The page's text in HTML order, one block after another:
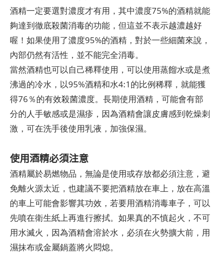
酒精一定要選對濃度才有用，其中濃度75%的酒精就能
夠達到徹底殺菌消毒的功能，但這並不表示越濃越好
喔！如果使用了濃度95%的酒精，對於一些細菌來說，
內部仍然有活性，並不能完全消毒。
當然酒精也可以自己稀釋使用，可以使用蒸餾水或是煮
沸過的冷水，以95%酒精和水4:1的比例稀釋，就能獲
得76％的有效殺菌濃度。長期使用酒精，可能會有部
分的人手敏感或是濕疹，因為酒精會讓皮膚感到乾燥刺
激，可在洗手後使用乳液，加強保濕。
使用酒精必須注意
酒精屬於易燃物品，無論是使用或存放都必須注意，避
免離火源太近，也建議不要把酒精放在車上，放在高溫
的車上可能會影響其功效，若要用酒精消毒車子，可以
先噴在衛生紙上再進行擦拭。如果真的不慎起火，不可
用水滅火，因為酒精會溶於水，必須在火勢擴大前，用
濕抹布或金屬鍋蓋將火悶熄。